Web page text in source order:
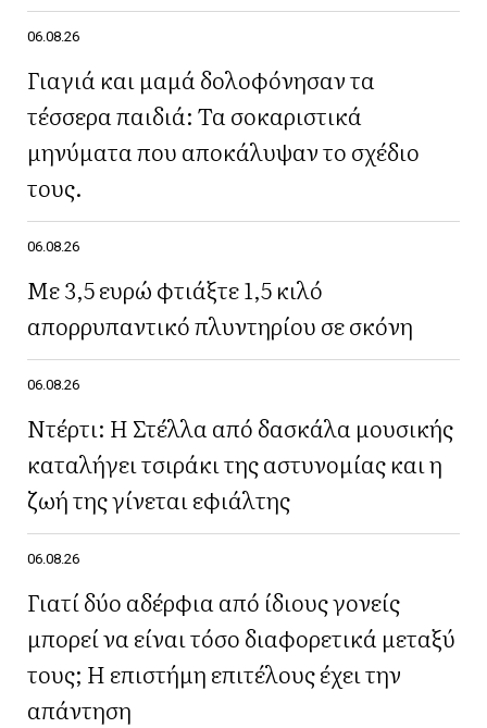
06.08.26
Γιαγιά και μαμά δολοφόνησαν τα
τέσσερα παιδιά: Τα σοκαριστικά
μηνύματα που αποκάλυψαν το σχέδιο
τους.
06.08.26
Με 3,5 ευρώ φτιάξτε 1,5 κιλό
απορρυπαντικό πλυντηρίου σε σκόνη
06.08.26
Ντέρτι: Η Στέλλα από δασκάλα μουσικής
καταλήγει τσιράκι της αστυνομίας και η
ζωή της γίνεται εφιάλτης
06.08.26
Γιατί δύο αδέρφια από ίδιους γονείς
μπορεί να είναι τόσο διαφορετικά μεταξύ
τους; Η επιστήμη επιτέλους έχει την
απάντηση